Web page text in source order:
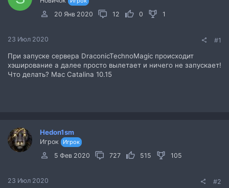
20 Янв 2020 12 0 1
23 Июл 2020 #1
При запуске сервера DraconicTechnoMagic происходит
хэширование а далее просто вылетает и ничего не запускает!
Что делать? Mac Catalina 10.15
Hedon1sm
Игрок Игрок
5 Фев 2020 727 515 105
23 Июл 2020 #2